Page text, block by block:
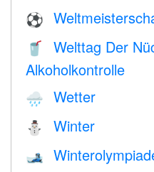
⚽
🥤
Welttag Der
Alkoholkontrolle
🌧 Wetter
⛄ Winter
🎿